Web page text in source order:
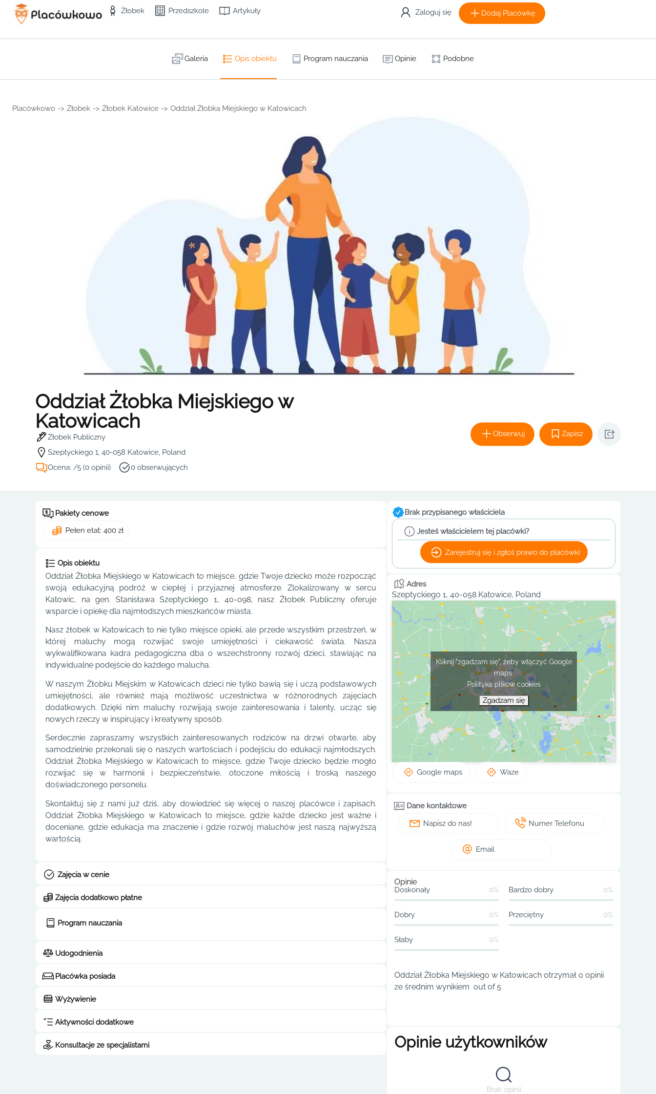
Żłobek Przedszkole Artykuły Zaloguj się Dodaj Placówkę
Galeria Opis obiektu Program nauczania Opinie Podobne
Placówkowo -> Żłobek -> Żłobek Katowice -> Oddział Żłobka Miejskiego w Katowicach
Oddział Żłobka Miejskiego w
Katowicach
Żłobek Publiczny
Szeptyckiego 1, 40-058 Katowice, Poland
Ocena: /5 (0 opinii)
0 obserwujących
Obserwuj Zapisz
Pakiety cenowe
Pełen etat: 400 zł
Opis obiektu
Oddział Żłobka Miejskiego w Katowicach to miejsce, gdzie Twoje dziecko może rozpocząć
swoją edukacyjną podróż w ciepłej i przyjaznej atmosferze. Zlokalizowany w sercu
Katowic, na gen. Stanisława Szeptyckiego 1, 40-098, nasz Żłobek Publiczny oferuje
wsparcie i opiekę dla najmłodszych mieszkańców miasta.
Nasz żłobek w Katowicach to nie tylko miejsce opieki, ale przede wszystkim przestrzeń, w
której maluchy mogą rozwijać swoje umiejętności i ciekawość świata. Nasza
wykwalifikowana kadra pedagogiczna dba o wszechstronny rozwój dzieci, stawiając na
indywidualne podejście do każdego malucha.
W naszym Żłobku Miejskim w Katowicach dzieci nie tylko bawią się i uczą podstawowych
umiejętności, ale również mają możliwość uczestnictwa w różnorodnych zajęciach
dodatkowych. Dzięki nim maluchy rozwijają swoje zainteresowania i talenty, ucząc się
nowych rzeczy w inspirujący i kreatywny sposób.
Serdecznie zapraszamy wszystkich zainteresowanych rodziców na drzwi otwarte, aby
samodzielnie przekonali się o naszych wartościach i podejściu do edukacji najmłodszych.
Oddział Żłobka Miejskiego w Katowicach to miejsce, gdzie Twoje dziecko będzie mogło
rozwijać się w harmonii i bezpieczeństwie, otoczone miłością i troską naszego
doświadczonego personelu.
Skontaktuj się z nami już dziś, aby dowiedzieć się więcej o naszej placówce i zapisach.
Oddział Żłobka Miejskiego w Katowicach to miejsce, gdzie każde dziecko jest ważne i
doceniane, gdzie edukacja ma znaczenie i gdzie rozwój maluchów jest naszą najwyższą
wartością.
Zajęcia w cenie
Zajęcia dodatkowo płatne
Program nauczania
Udogodnienia
Placówka posiada
Wyżywienie
Aktywności dodatkowe
Konsultacje ze specjalistami
Brak przypisanego właściciela
Jesteś właścicielem tej placówki?
Zarejestruj się i zgłoś prawo do placówki
Adres
Szeptyckiego 1, 40-058 Katowice, Poland
Kliknij "zgadzam się", żeby włączyć Google
maps
Polityka plików cookies
Zgadzam się
Google maps Waze
Dane kontaktowe
Napisz do nas!
Numer Telefonu
Email
Opinie
Doskonały 0% Bardzo dobry 0%
Dobry 0% Przeciętny 0%
Słaby 0%
Oddział Żłobka Miejskiego w Katowicach otrzymał 0 opinii
ze średnim wynikiem out of 5
Opinie użytkowników
Brak opinii